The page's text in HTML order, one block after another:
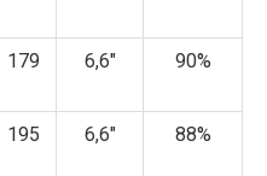
179 6,6″ 90%
195 6,6″ 88%